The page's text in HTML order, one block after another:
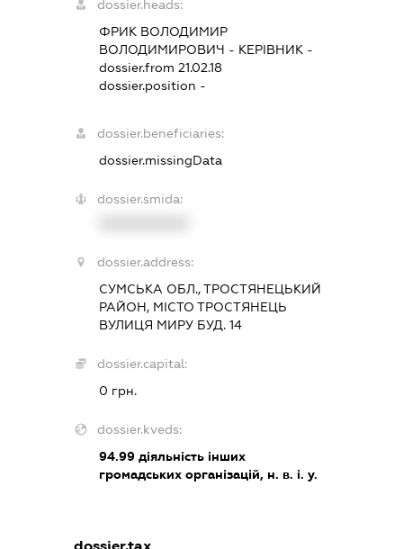
dossier.heads:
ФРИК ВОЛОДИМИР
ВОЛОДИМИРОВИЧ - КЕРІВНИК -
dossier.from 21.02.18
dossier.position -
dossier.beneficiaries:
dossier.missingData
dossier.smida:
dossier.address:
СУМСЬКА ОБЛ., ТРОСТЯНЕЦЬКИЙ
РАЙОН, МІСТО ТРОСТЯНЕЦЬ
ВУЛИЦЯ МИРУ БУД. 14
dossier.capital:
0 грн.
dossier.kveds:
94.99 діяльність інших
громадських організацій, н. в. і. у.